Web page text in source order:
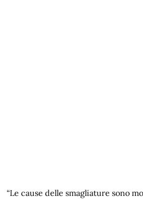
“Le cause delle smagliature sono